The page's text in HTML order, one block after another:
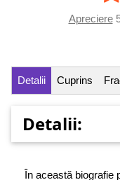
Apreciere
Detalii Cuprins
Detalii:
În această biografie